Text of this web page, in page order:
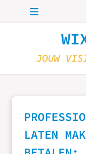
Skip to main content
JOUW
LATEN